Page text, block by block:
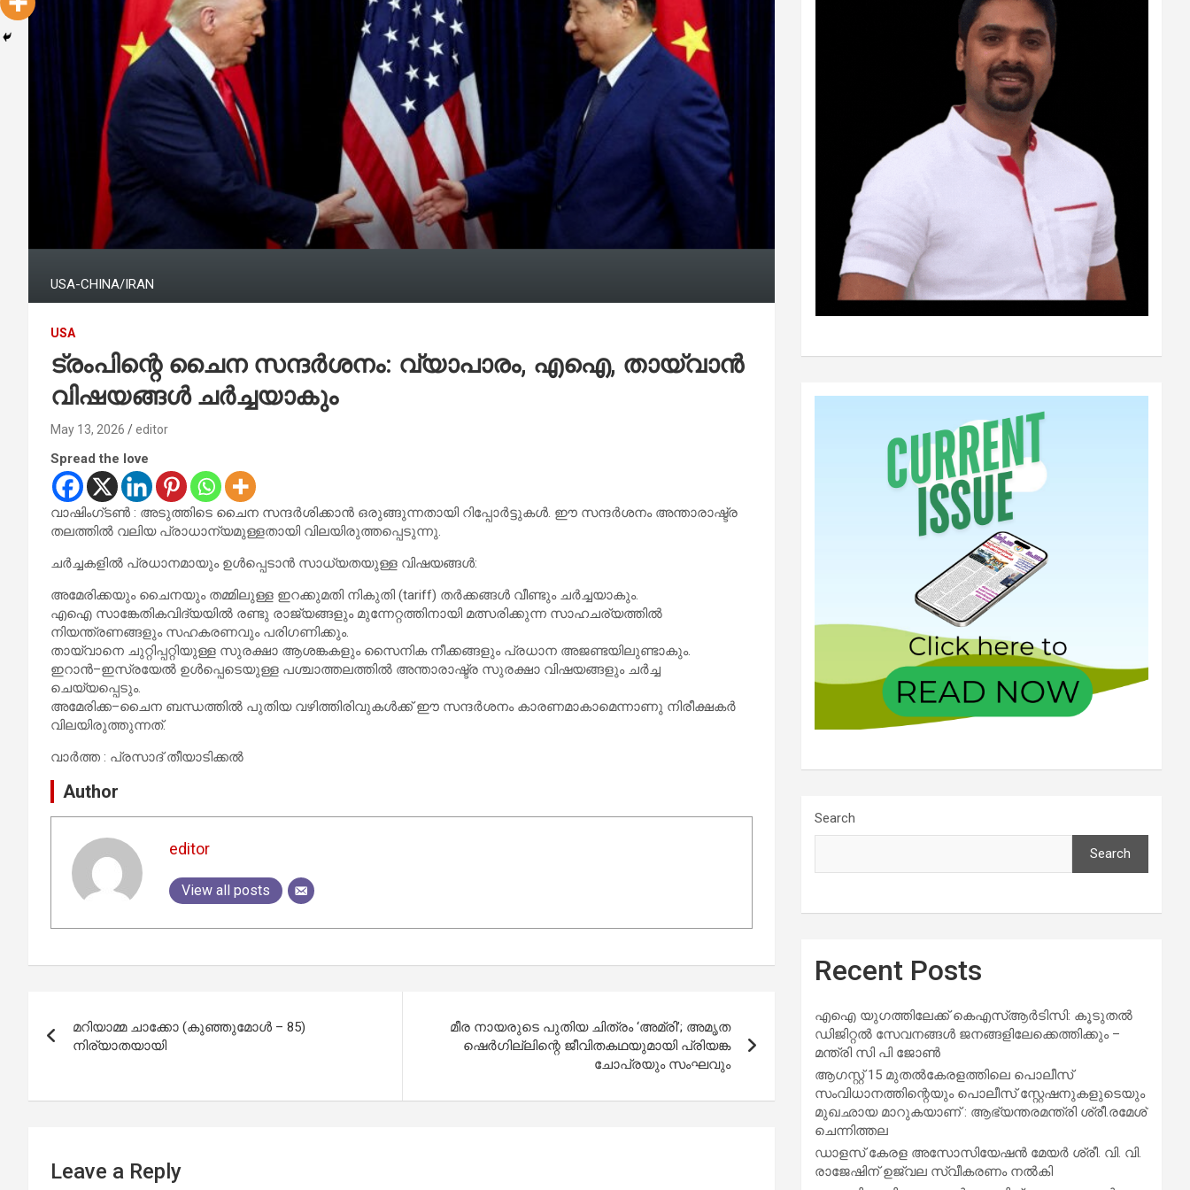
USA-CHINA/IRAN
USA
ട്രംപിന്റെ ചൈന സന്ദർശനം: വ്യാപാരം, എഐ, തായ്‌വാൻ
വിഷയങ്ങൾ ചർച്ചയാകും
May 13, 2026 editor
Spread the love
വാഷിംഗ്‌ടൺ : അടുത്തിടെ ചൈന സന്ദർശിക്കാൻ ഒരുങ്ങുന്നതായി റിപ്പോർട്ടുകൾ. ഈ സന്ദർശനം അന്താരാഷ്ട്ര
തലത്തിൽ വലിയ പ്രാധാന്യമുള്ളതായി വിലയിരുത്തപ്പെടുന്നു.
ചർച്ചകളിൽ പ്രധാനമായും ഉൾപ്പെടാൻ സാധ്യതയുള്ള വിഷയങ്ങൾ:
അമേരിക്കയും ചൈനയും തമ്മിലുള്ള ഇറക്കുമതി നികുതി (tariff) തർക്കങ്ങൾ വീണ്ടും ചർച്ചയാകും.
എഐ സാങ്കേതികവിദ്യയിൽ രണ്ടു രാജ്യങ്ങളും മുന്നേറ്റത്തിനായി മത്സരിക്കുന്ന സാഹചര്യത്തിൽ
നിയന്ത്രണങ്ങളും സഹകരണവും പരിഗണിക്കും.
തായ്‌വാനെ ചുറ്റിപ്പറ്റിയുള്ള സുരക്ഷാ ആശങ്കകളും സൈനിക നീക്കങ്ങളും പ്രധാന അജണ്ടയിലുണ്ടാകും.
ഇറാൻ–ഇസ്രയേൽ ഉൾപ്പെടെയുള്ള പശ്ചാത്തലത്തിൽ അന്താരാഷ്ട്ര സുരക്ഷാ വിഷയങ്ങളും ചർച്ച
ചെയ്യപ്പെടും.
അമേരിക്ക–ചൈന ബന്ധത്തിൽ പുതിയ വഴിത്തിരിവുകൾക്ക് ഈ സന്ദർശനം കാരണമാകാമെന്നാണു നിരീക്ഷകർ
വിലയിരുത്തുന്നത്.
വാർത്ത : പ്രസാദ് തീയാടിക്കൽ
Author
editor
View all posts
navigation
മറിയാമ്മ ചാക്കോ (കുഞ്ഞുമോൾ – 85)
നിര്യാതയായി
മീര നായരുടെ പുതിയ ചിത്രം ‘അമ്രി’; അമൃത
ഷെർഗില്ലിന്റെ ജീവിതകഥയുമായി പ്രിയങ്ക
ചോപ്രയും സംഘവും
Leave a Reply
Search
Search
Recent Posts
എഐ യുഗത്തിലേക്ക് കെഎസ്ആർടിസി: കൂടുതൽ
ഡിജിറ്റൽ സേവനങ്ങൾ ജനങ്ങളിലേക്കെത്തിക്കും –
മന്ത്രി സി പി ജോൺ
ആഗസ്റ്റ് 15 മുതല്‍കേരളത്തിലെ പൊലീസ്
സംവിധാനത്തിന്റെയും പൊലീസ് സ്റ്റേഷനുകളുടെയും
മുഖഛായ മാറുകയാണ് : ആഭ്യന്തരമന്ത്രി ശ്രീ.രമേശ്
ചെന്നിത്തല
ഡാളസ് കേരള അസോസിയേഷൻ മേയർ ശ്രീ. വി. വി.
രാജേഷിന് ഉജ്വല സ്വീകരണം നൽകി